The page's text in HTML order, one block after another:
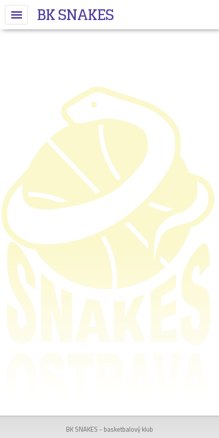
BK SNAKES
BK SNAKES - basketbalový klub